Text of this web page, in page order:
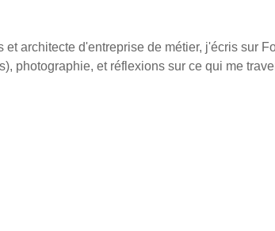
architecte d'entreprise de métier, j'écris sur
photographie, et réflexions sur ce qui me